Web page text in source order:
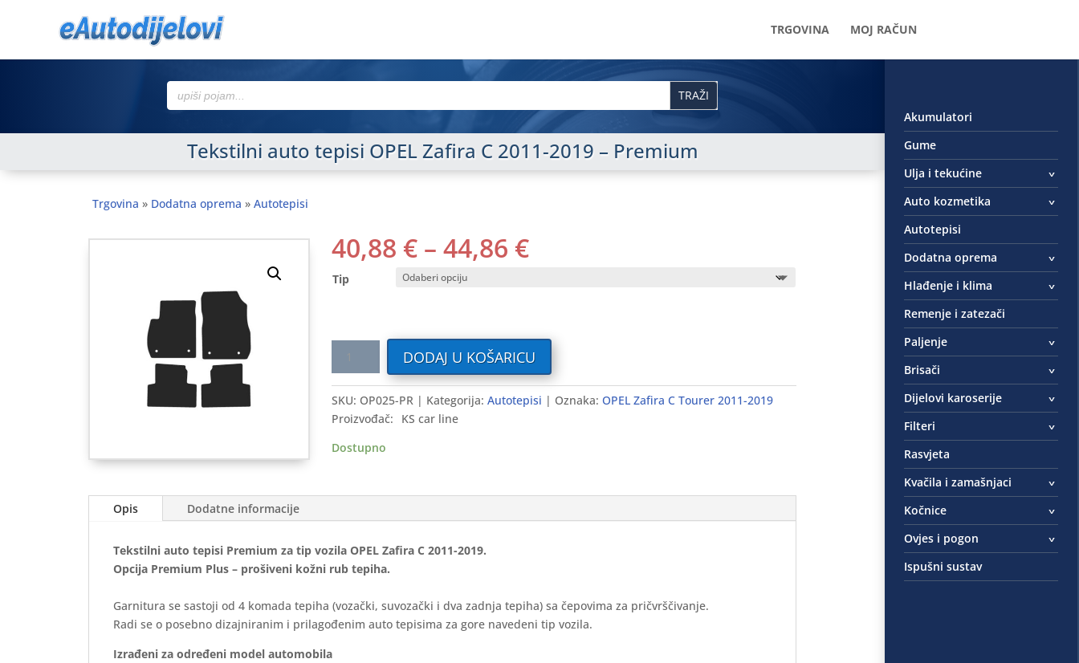
TRGOVINA MOJ RAČUN
Search
for:
Tekstilni auto tepisi OPEL Zafira C 2011-2019 – Premium
Trgovina » Dodatna oprema »Autotepisi
40,88 € – 44,86 €RASPON
CIJENA:
44,86 €
Tip
tepisi
OPEL
Zafira
C
-
DODAJ U KOŠARICU
SKU: OP025-PR Kategorija: Autotepisi Oznaka: OPEL Zafira C Tourer 2011-2019
Proizvođač:
KS car line
Dostupno
Opis Dodatne informacije
Tekstilni auto tepisi Premium za tip vozila OPEL Zafira C 2011-2019.
Opcija Premium Plus – prošiveni kožni rub tepiha.
Garnitura se sastoji od 4 komada tepiha (vozački, suvozački i dva zadnja tepiha) sa čepovima za pričvrščivanje.
Radi se o posebno dizajniranim i prilagođenim auto tepisima za gore navedeni tip vozila.
Izrađeni za određeni model automobila
Akumulatori
Gume
Ulja i tekućine
Auto kozmetika
Autotepisi
Dodatna oprema
Hlađenje i klima
Remenje i zatezači
Paljenje
Brisači
Dijelovi karoserije
Filteri
Rasvjeta
Kvačila i zamašnjaci
Kočnice
Ovjes i pogon
Ispušni sustav